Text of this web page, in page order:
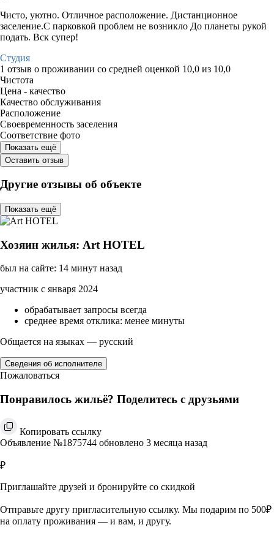
Чисто, уютно. Отличное расположение. Дистанционное
заселение.С парковкой проблем не возникло До планеты рукой
подать. Вск супер!
Студия
1 отзыв о проживании со средней оценкой 10,0 из 10,0
Чистота
Цена - качество
Качество обслуживания
Расположение
Своевременность заселения
Соответствие фото
Показать ещё
Оставить отзыв
Другие отзывы об объекте
Показать ещё
Хозяин жилья: Art HOTEL
был на сайте: 14 минут назад
участник с января 2024
обрабатывает запросы всегда
среднее время отклика: менее минуты
Общается на языках — русский
Сведения об исполнителе
Пожаловаться
Понравилось жильё? Поделитесь с друзьями
Копировать ссылку
Объявление №1875744 обновлено 3 месяца назад
₽
Приглашайте друзей и бронируйте со скидкой
Отправьте другу пригласительную ссылку. Мы подарим по 500₽
на оплату проживания — и вам, и другу.